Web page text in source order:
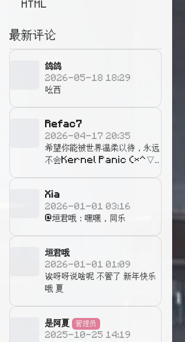
HTML
最新评论
鸽鸽
2026-05-18 18:29
吆西
Refac7
2026-04-17 20:35
希望你能被世界温柔以待，永远
不会Kernel Panic (*^▽^
Xia
2026-01-01 03:16
@垣君哦：嘿嘿，同乐
垣君哦
2026-01-01 01:09
诶呀呀说啥呢 不管了 新年快乐
哦 夏
是阿夏
管理员
2025-10-25 14:19